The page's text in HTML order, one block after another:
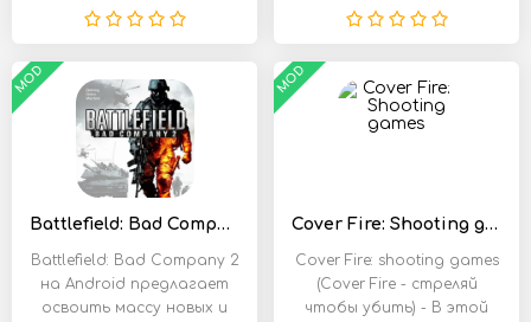
Battlefield: Bad Company 2
Battlefield: Bad Company 2
на Android предлагает
освоить массу новых и
MOD
Cover Fire: Shooting games
Cover Fire: shooting games
(Cover Fire - стреляй
чтобы убить) - В этой
MOD